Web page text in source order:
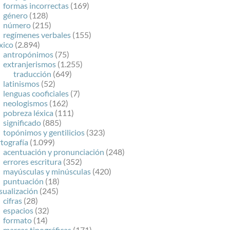
formas incorrectas (169)
género (128)
número (215)
regímenes verbales (155)
(2.894)
antropónimos (75)
extranjerismos (1.255)
traducción (649)
latinismos (52)
lenguas cooficiales (7)
neologismos (162)
pobreza léxica (111)
significado (885)
topónimos y gentilicios (323)
(1.099)
acentuación y pronunciación (248)
errores escritura (352)
mayúsculas y minúsculas (420)
puntuación (18)
(245)
cifras (28)
espacios (32)
formato (14)